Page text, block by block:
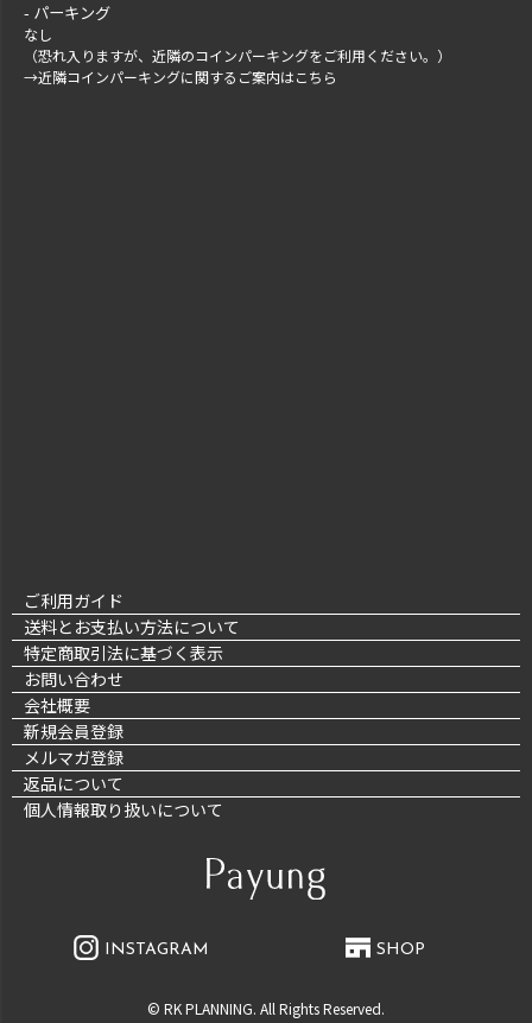
パーキング
なし
（恐れ入りますが、近隣のコインパーキングをご利用ください。）
→近隣コインパーキングに関するご案内はこちら
ご利用ガイド
送料とお支払い方法について
特定商取引法に基づく表示
お問い合わせ
会社概要
新規会員登録
メルマガ登録
返品について
個人情報取り扱いについて
INSTAGRAM SHOP
© RK PLANNING. All Rights Reserved.